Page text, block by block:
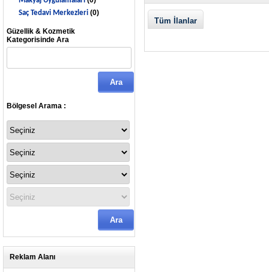
Saç Tedavi Merkezleri (0)
Güzellik & Kozmetik
Kategorisinde Ara
Bölgesel Arama :
Reklam Alanı
Tüm İlanlar